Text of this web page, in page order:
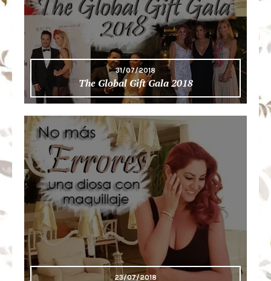
31/07/2018
The Global Gift Gala 2018
23/07/2018